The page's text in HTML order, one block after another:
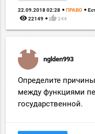
22.09.2018 02:28 ПРАВО
remove_red_eye 22149 thumb_up 244
nglden993
Определите
между функциями
государственной.